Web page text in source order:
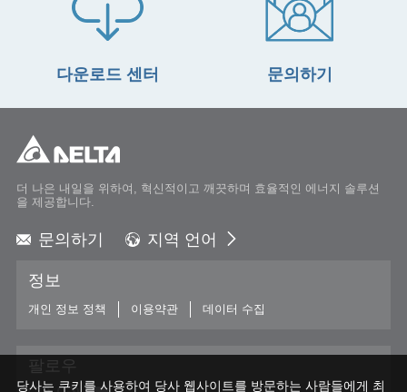
다운로드 센터 문의하기
더 나은 내일을 위하여, 혁신적이고 깨끗하며 효율적인 에너지 솔루션
을 제공합니다.
문의하기 지역 언어
Americas - English
China - 简体中文
정보
개인 정보 정책 이용약관 데이터 수집
팔로우
당사는 쿠키를 사용하여 당사 웹사이트를 방문하는 사람들에게 최